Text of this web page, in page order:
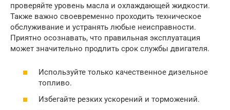
проверяйте уровень масла и охлаждающей жидкости.
Также важно своевременно проходить техническое
обслуживание и устранять любые неисправности.
Приятно осознавать, что правильная эксплуатация
может значительно продлить срок службы двигателя.
Используйте только качественное дизельное
топливо.
Избегайте резких ускорений и торможений.